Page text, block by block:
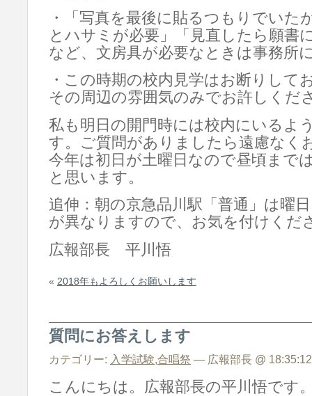
・「写真を最後に貼るつもりでいた
とハサミが必要」「見直したら願書
など、文房具が必要なときは事務所
・この時期の校内見学はお断りして
その周辺の雰囲気のみでお許しくだ
私も明日の開門時には校内にいるよ
す。ご質問がありましたら遠慮なく
今年は初日が土曜日なので昼頃まで
と思います。
追伸：朝の京急品川駅「普通」は曜
が異なりますので、お気を付けくだ
広報部長 平川悟
« 2018年もよろしくお願いします
質問にお答えします
カテゴリー: 入学試験 合唱祭 — 広報部長 @ 18:35:12
こんにちは。広報部長の平川悟です